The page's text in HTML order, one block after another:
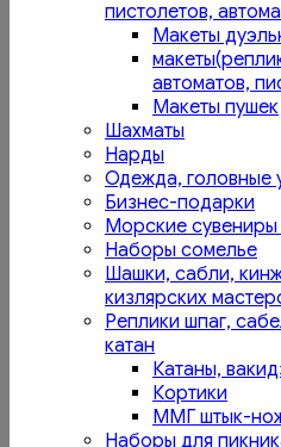
пистолетов,
Макеты
автоматов,
Макеты пушек
Шахматы
Нарды
Одежда, головные
Бизнес-подарки
Морские
Наборы сомелье
Шашки, сабли,
кизлярских
Реплики шпаг,
катан
Катаны,
Кортики
ММГ штык-
Наборы для